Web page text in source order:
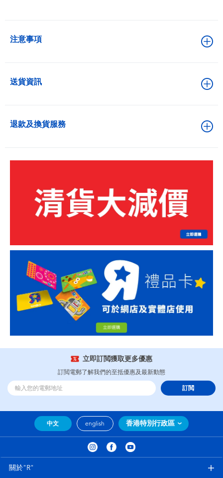
注意事項
送貨資訊
退款及換貨服務
立即訂閲獲取更多優惠
訂閲電郵了解我們的至抵優惠及最新動態
訂閲
中文 english 香港特別行政區
關於"R"